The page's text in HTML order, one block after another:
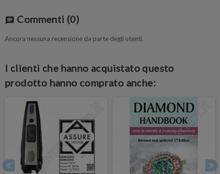
chat Commenti (0)
Ancora nessuna recensione da parte degli utenti.
I clienti che hanno acquistato questo
prodotto hanno comprato anche: